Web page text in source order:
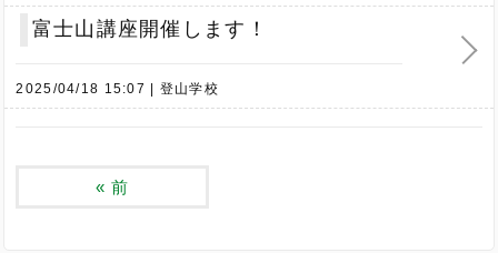
富士山講座開催します！
2025/04/18 15:07 登山学校
«前